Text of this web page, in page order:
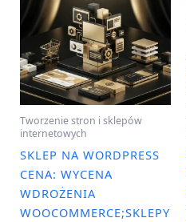
Tworzenie stron i sklepów
internetowych
SKLEP NA WORDPRESS
CENA: WYCENA
WDROŻENIA
WOOCOMMERCE;SKLEPY